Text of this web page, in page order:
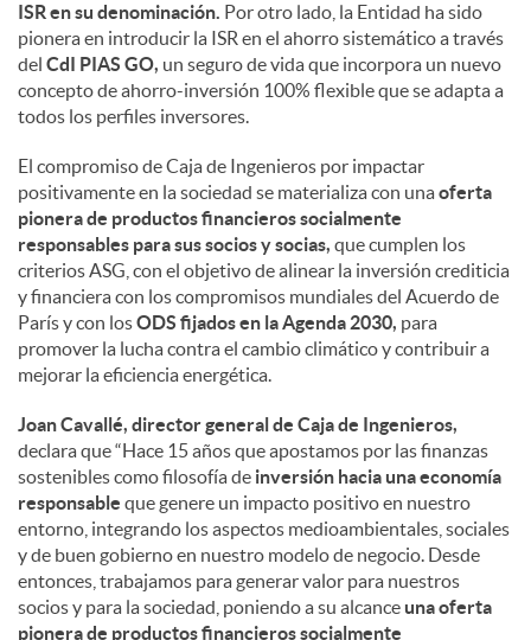
ISR en su denominación. Por otro lado, la Entidad ha sido
pionera en introducir la ISR en el ahorro sistemático a través
del CdI PIAS GO, un seguro de vida que incorpora un nuevo
concepto de ahorro-inversión 100% flexible que se adapta a
todos los perfiles inversores.
El compromiso de Caja de Ingenieros por impactar
positivamente en la sociedad se materializa con unaoferta
pionera de productos financieros socialmente
responsables para sus socios y socias, que cumplen los
criterios ASG, con el objetivo de alinear la inversión crediticia
y financiera con los compromisos mundiales del Acuerdo de
París y con losODS fijados en la Agenda 2030, para
promover la lucha contra el cambio climático y contribuir a
mejorar la eficiencia energética.
Joan Cavallé, director general de Caja de Ingenieros,
declara que “Hace 15 años que apostamos por las finanzas
sostenibles como filosofía de inversión hacia una economía
responsable que genere un impacto positivo en nuestro
entorno, integrando los aspectos medioambientales, sociales
y de buen gobierno en nuestro modelo de negocio. Desde
entonces, trabajamos para generar valor para nuestros
socios y para la sociedad, poniendo a su alcance una oferta
pionera de productos financieros socialmente